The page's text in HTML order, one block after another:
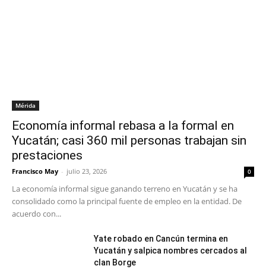
Mérida
Economía informal rebasa a la formal en
Yucatán; casi 360 mil personas trabajan sin
prestaciones
Francisco May - julio 23, 2026 0
La economía informal sigue ganando terreno en Yucatán y se ha
consolidado como la principal fuente de empleo en la entidad. De
acuerdo con...
Yate robado en Cancún termina en
Yucatán y salpica nombres cercados al
clan Borge